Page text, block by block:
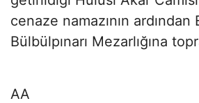
cenaze namazının ardından
Bülbülpınarı Mezarlığına
AA